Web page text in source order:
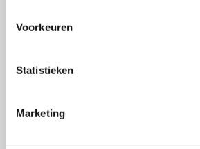
Voorkeuren
Statistieken
Marketing
Bedrijfsnaam